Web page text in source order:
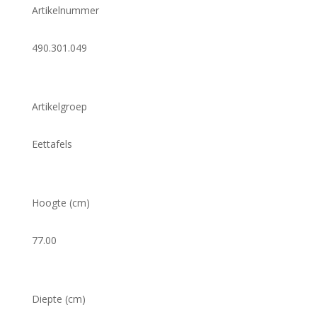
Artikelnummer
490.301.049
Artikelgroep
Eettafels
Hoogte (cm)
77.00
Diepte (cm)